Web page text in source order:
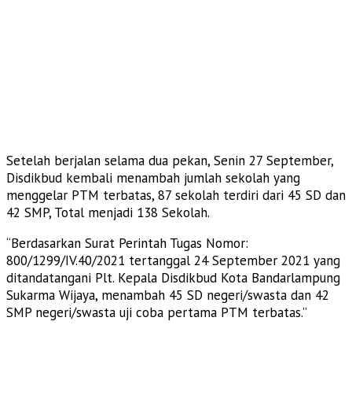
Setelah berjalan selama dua pekan, Senin 27 September,
Disdikbud kembali menambah jumlah sekolah yang
menggelar PTM terbatas, 87 sekolah terdiri dari 45 SD dan
42 SMP, Total menjadi 138 Sekolah.
“Berdasarkan Surat Perintah Tugas Nomor:
800/1299/IV.40/2021 tertanggal 24 September 2021 yang
ditandatangani Plt. Kepala Disdikbud Kota Bandarlampung
Sukarma Wijaya, menambah 45 SD negeri/swasta dan 42
SMP negeri/swasta uji coba pertama PTM terbatas.”